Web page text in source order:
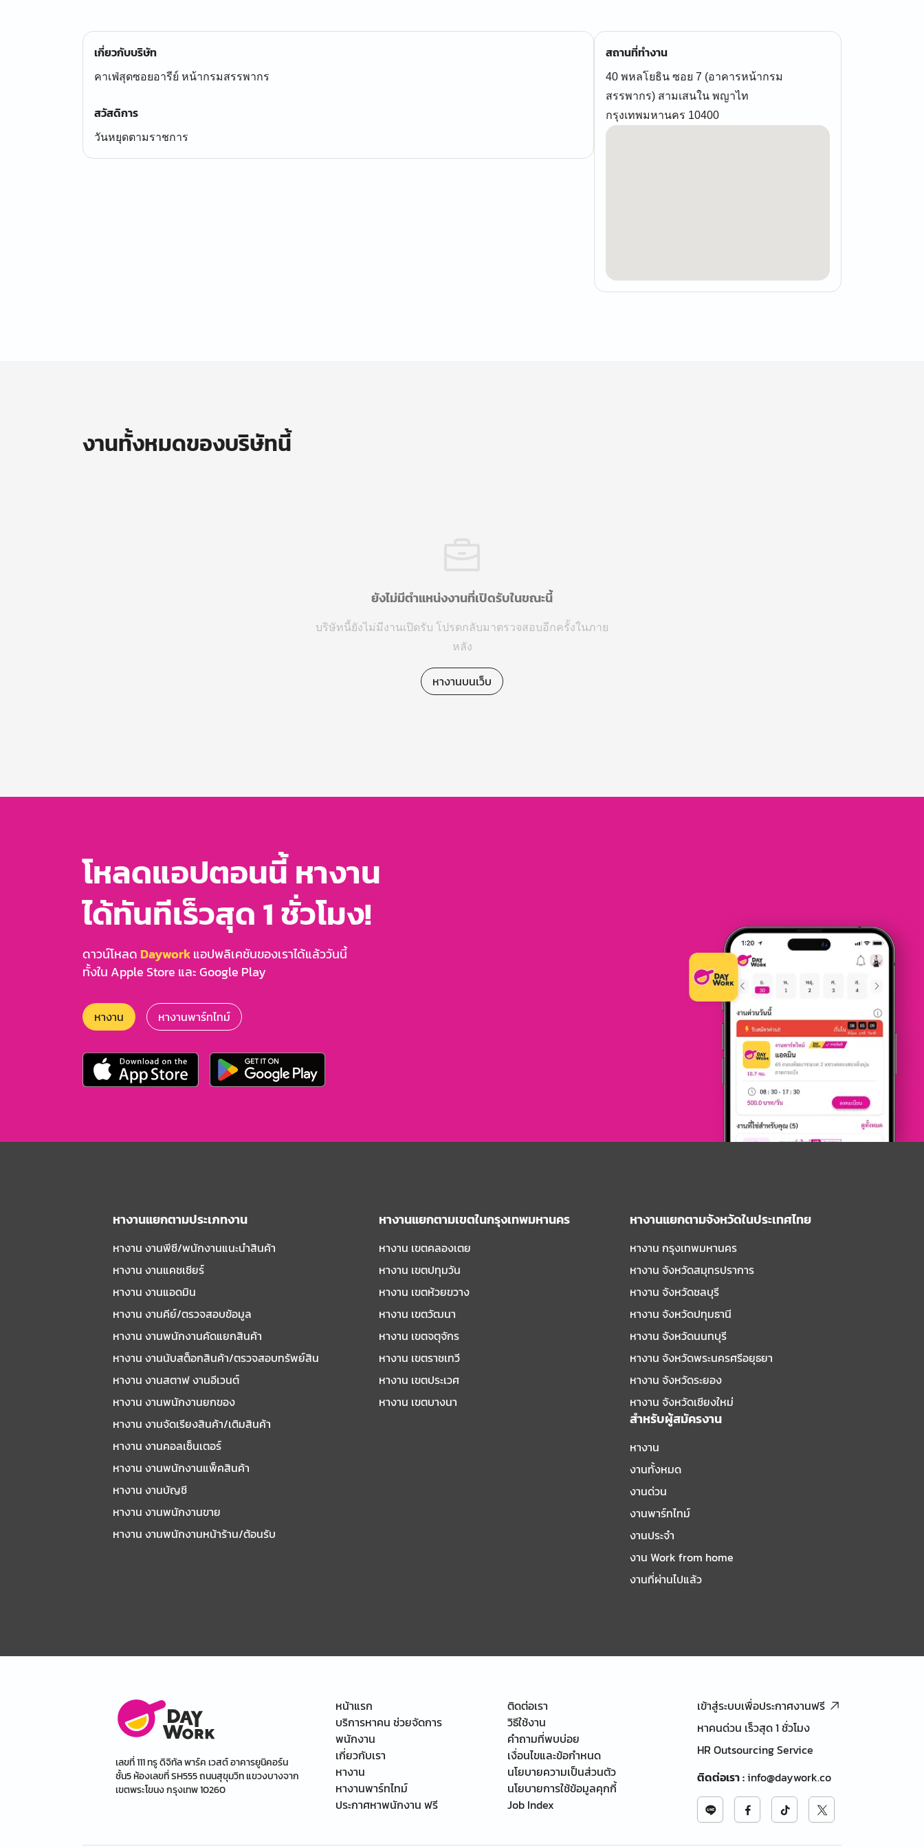
เกี่ยวกับบริษัท
คาเฟ่สุดซอยอารีย์ หน้ากรมสรรพากร
สวัสดิการ
วันหยุดตามราชการ
สถานที่ทำงาน
40 พหลโยธิน ซอย 7 (อาคารหน้ากรม
สรรพากร) สามเสนใน พญาไท
กรุงเทพมหานคร 10400
งานทั้งหมดของบริษัทนี้
ยังไม่มีตำแหน่งงานที่เปิดรับในขณะนี้
บริษัทนี้ยังไม่มีงานเปิดรับ โปรดกลับมาตรวจสอบอีกครั้งในภาย
หลัง
หางานบนเว็บ
โหลดแอปตอนนี้ หางาน
ได้ทันทีเร็วสุด 1 ชั่วโมง!
ดาวน์โหลด Dayworkแอปพลิเคชันของเราได้แล้ววันนี้
ทั้งใน Apple Store และ Google Play
หางาน หางานพาร์ทไทม์
หางานแยกตามประเภทงาน
หางาน งานพีซี/พนักงานแนะนําสินค้า
หางาน งานแคชเชียร์
หางาน งานแอดมิน
หางาน งานคีย์/ตรวจสอบข้อมูล
หางาน งานพนักงานคัดแยกสินค้า
หางาน งานนับสต็อกสินค้า/ตรวจสอบทรัพย์สิน
หางาน งานสตาฟ งานอีเวนต์
หางาน งานพนักงานยกของ
หางาน งานจัดเรียงสินค้า/เติมสินค้า
หางาน งานคอลเซ็นเตอร์
หางาน งานพนักงานแพ็คสินค้า
หางาน งานบัญชี
หางาน งานพนักงานขาย
หางาน งานพนักงานหน้าร้าน/ต้อนรับ
หางานแยกตามเขตในกรุงเทพมหานคร
หางาน เขตคลองเตย
หางาน เขตปทุมวัน
หางาน เขตห้วยขวาง
หางาน เขตวัฒนา
หางาน เขตจตุจักร
หางาน เขตราชเทวี
หางาน เขตประเวศ
หางาน เขตบางนา
หางานแยกตามจังหวัดในประเทศไทย
หางาน กรุงเทพมหานคร
หางาน จังหวัดสมุทรปราการ
หางาน จังหวัดชลบุรี
หางาน จังหวัดปทุมธานี
หางาน จังหวัดนนทบุรี
หางาน จังหวัดพระนครศรีอยุธยา
หางาน จังหวัดระยอง
หางาน จังหวัดเชียงใหม่
สำหรับผู้สมัครงาน
หางาน
งานทั้งหมด
งานด่วน
งานพาร์ทไทม์
งานประจำ
งาน Work from home
งานที่ผ่านไปแล้ว
เลขที่ 111 ทรู ดิจิทัล พาร์ค เวสต์ อาคารยูนิคอร์น
ชั้น5 ห้องเลขที่ SH555 ถนนสุขุมวิท แขวงบางจาก
เขตพระโขนง กรุงเทพ 10260
หน้าแรก
บริการหาคน ช่วยจัดการ
พนักงาน
เกี่ยวกับเรา
หางาน
หางานพาร์ทไทม์
ประกาศหาพนักงาน ฟรี
ติดต่อเรา
วิธีใช้งาน
คำถามที่พบบ่อย
เงื่อนไขและข้อกำหนด
นโยบายความเป็นส่วนตัว
นโยบายการใช้ข้อมูลคุกกี้
Job Index
เข้าสู่ระบบเพื่อประกาศงานฟรี
หาคนด่วน เร็วสุด 1 ชั่วโมง
HR Outsourcing Service
ติดต่อเรา:info@daywork.co